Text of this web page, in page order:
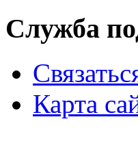
Служба
Карта